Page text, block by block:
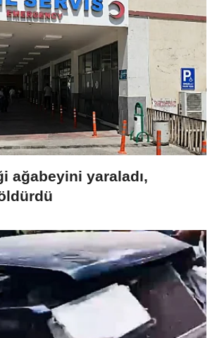
ağabeyini yaraladı,